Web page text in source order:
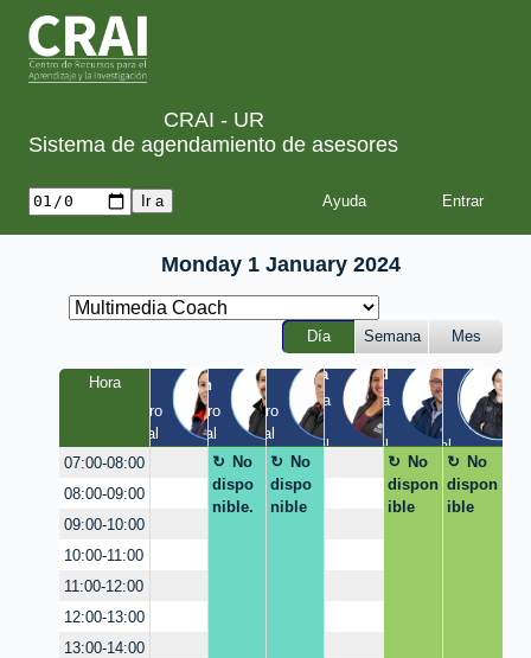
CRAI - UR
Sistema de agendamiento de asesores
Ayuda
Monday 1 January 2024
Día Semana Mes
HoraLaura
Claustro
/ Virtual
Milton
Claustro
/ Virtual
Diego
Claustro
/ Virtual
Tania
Quinta
/
Virtual
Yesid
Quinta
/
Virtual
Luis
EIC /
Virtual
07:00-08:00
No
dispo
nible.
No
dispo
nible
No
dispon
ible
No
dispon
ible
08:00-09:00
09:00-10:00
10:00-11:00
11:00-12:00
12:00-13:00
13:00-14:00